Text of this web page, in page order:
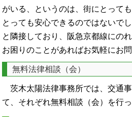
がいる、というのは、街にとって
とっても安心できるのではないで
と隣接しており、阪急京都線にの
お困りのことがあればお気軽にお
無料法律相談（会）
茨木太陽法律事務所では、交通
て、それぞれ無料相談（会）を行っ